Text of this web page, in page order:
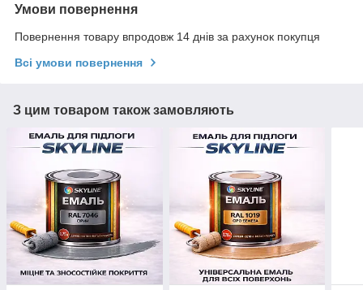
Умови повернення
Повернення товару впродовж 14 днів за рахунок покупця
Всі умови повернення
З цим товаром також замовляють